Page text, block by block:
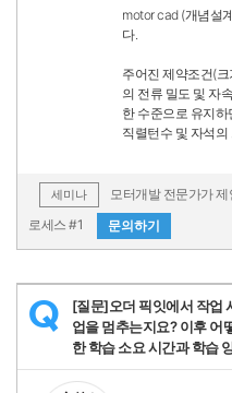
motor cad (개념설
다.
주어진 제약조건(
의 전류 밀도 및 자
한 수준으로 유지
직렬턴수 및 자석
세미나
모터개발 전문가가
로세스 #1
문의하기
Q
[질문]오더 픽잇에서 작업
업을 멈추는지요? 이후 어
한 학습 소요 시간과 학습